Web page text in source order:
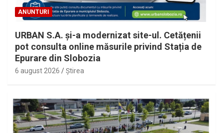
ANUNTURI
URBAN S.A. și-a modernizat site-ul. Cetățenii
pot consulta online măsurile privind Stația de
Epurare din Slobozia
6 august 2026 Ştirea